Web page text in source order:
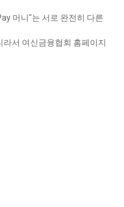
머니"는 서로 완전히 다른
라서 여신금융협회 홈페이지